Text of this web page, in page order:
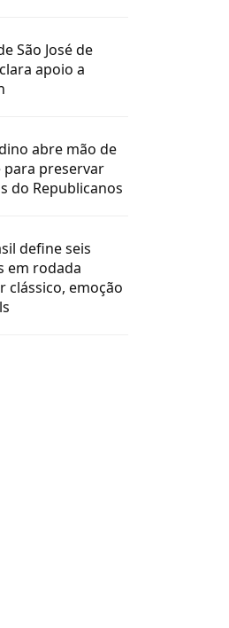
São José de
apoio a
abre mão de
para preservar
do Republicanos
define seis
em rodada
clássico, emoção